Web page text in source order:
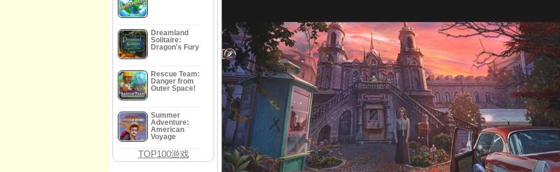
Dreamland
Solitaire:
Dragon's Fury
Rescue Team:
Danger from
Outer Space!
Summer
Adventure:
American
Voyage
TOP100游戏